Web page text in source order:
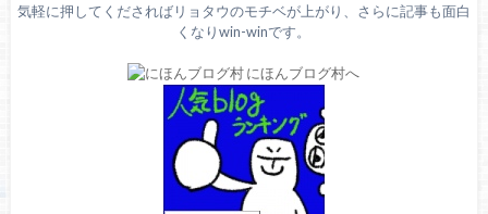
気軽に押してくださればリョタウのモチベが上がり、さらに記事も面白
くなりwin-winです。